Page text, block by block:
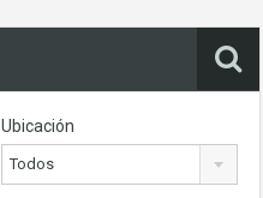
Ubicación
Todos